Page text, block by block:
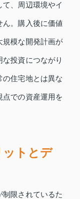
て、周辺環境やイ
ん。購入後に価値
規模な開発計画が
投資につながり
の住宅地とは異な
点での資産運用を
ットとデ
限されているた